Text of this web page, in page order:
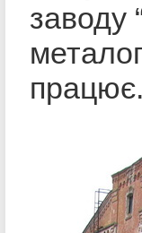
заводу
працює.